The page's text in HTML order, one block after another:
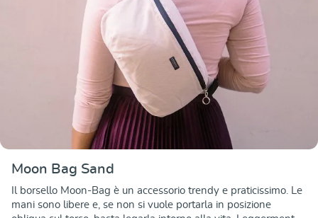
Moon Bag Sand
Il borsello Moon-Bag è un accessorio trendy e praticissimo. Le
mani sono libere e, se non si vuole portarla in posizione